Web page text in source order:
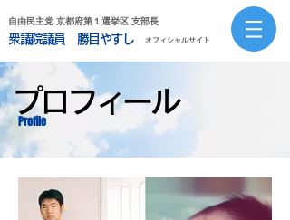
自由民主党 京都府第１選挙区 支部長
衆議院議員 勝目やすし オフィシャルサイト
プロフィール
Profile